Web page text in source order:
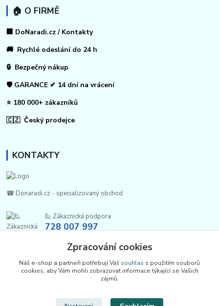
🏠 O FIRMĚ
🏢 DoNaradi.cz / Kontakty
🚚 Rychlé odeslání do 24 h
🔒 Bezpečný nákup
🛡️ GARANCE ✔ 14 dní na vrácení
⭐ 180 000+ zákazníků
🇨🇿 Český prodejce
KONTAKTY
☎ Donaradi.cz - specializovaný obchod
🙋 Zákaznická podpora
728 007 997
Zpracování cookies
Náš e-shop a partneři potřebují Váš souhlas s použitím souborů
cookies, aby Vám mohli zobrazovat informace týkající se Vašich
zájmů.